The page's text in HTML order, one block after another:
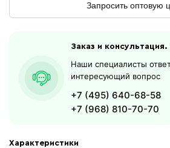
Характеристики
Запросить оптовую
Заказ и
Наши специалисты
интересующий вопрос
+7 (495) 640-68-58
+7 (968) 810-70-70